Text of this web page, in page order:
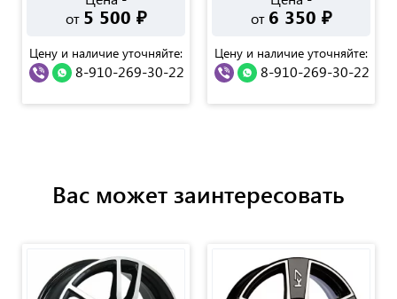
от 5 500 ₽
Цену и наличие уточняйте:
8-910-269-30-22
от 6 350 ₽
Цену и наличие уточняйте:
8-910-269-30-22
Вас может заинтересовать